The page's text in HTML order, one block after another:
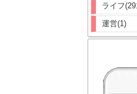
ライフ
運営(1)